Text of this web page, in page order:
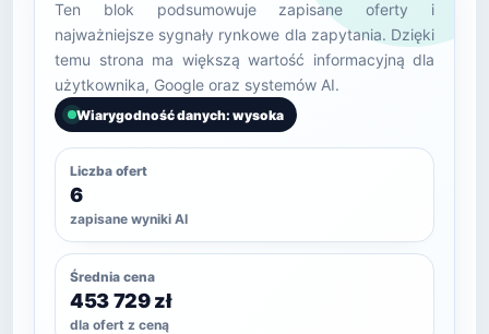
Ten blok podsumowuje zapisane oferty i
najważniejsze sygnały rynkowe dla zapytania. Dzięki
temu strona ma większą wartość informacyjną dla
użytkownika, Google oraz systemów AI.
Wiarygodność danych: wysoka
Liczba ofert
6
zapisane wyniki AI
Średnia cena
453 729 zł
dla ofert z ceną